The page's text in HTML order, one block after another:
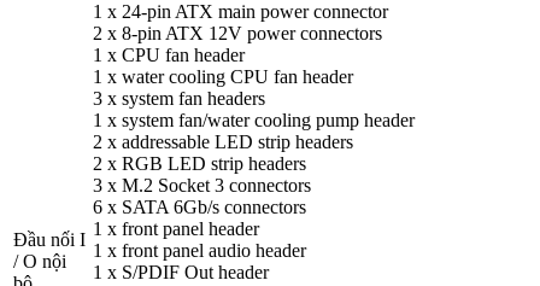
Đầu nối I
/ O nội
1 x 24-pin ATX main power connector
2 x 8-pin ATX 12V power connectors
1 x CPU fan header
1 x water cooling CPU fan header
3 x system fan headers
1 x system fan/water cooling pump header
2 x addressable LED strip headers
2 x RGB LED strip headers
3 x M.2 Socket 3 connectors
6 x SATA 6Gb/s connectors
1 x front panel header
1 x front panel audio header
1 x S/PDIF Out header